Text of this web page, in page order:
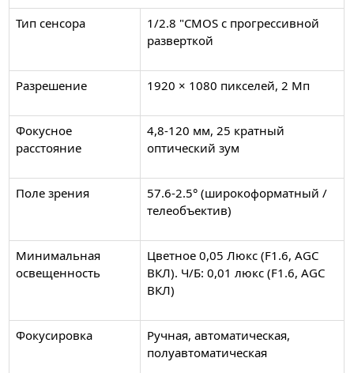
Тип сенсора
1/2.8 "CMOS с прогрессивной
разверткой
Разрешение 1920 × 1080 пикселей, 2 Мп
Фокусное
расстояние
4,8-120 мм, 25 кратный
оптический зум
Поле зрения
57.6-2.5° (широкоформатный /
телеобъектив)
Минимальная
освещенность
Цветное 0,05 Люкс (F1.6, AGC
ВКЛ). Ч/Б: 0,01 люкс (F1.6, AGC
ВКЛ)
Фокусировка
Ручная, автоматическая,
полуавтоматическая